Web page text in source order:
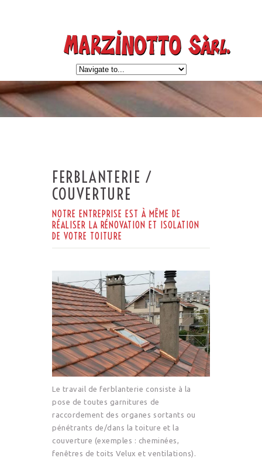
FERBLANTERIE /
COUVERTURE
NOTRE ENTREPRISE EST À MÊME DE
RÉALISER LA RÉNOVATION ET ISOLATION
DE VOTRE TOITURE
Le travail de ferblanterie consiste à la
pose de toutes garnitures de
raccordement des organes sortants ou
pénétrants de/dans la toiture et la
couverture (exemples : cheminées,
fenêtres de toits Velux et ventilations).